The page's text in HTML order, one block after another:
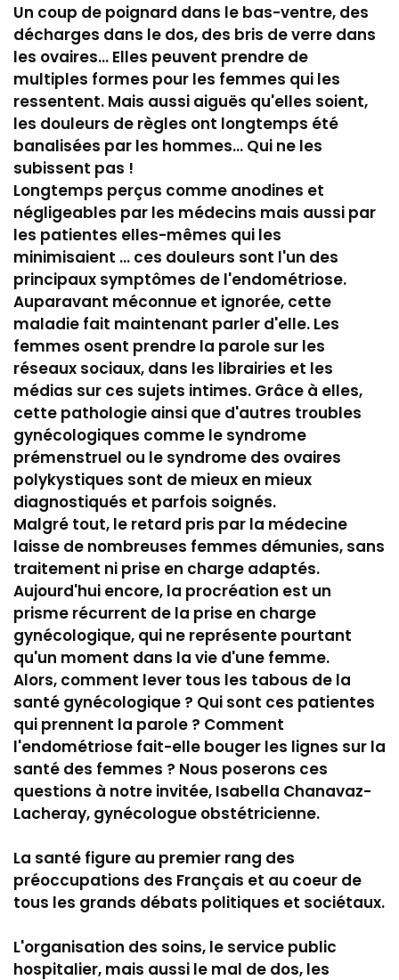
Un coup de poignard dans le bas-ventre, des
décharges dans le dos, des bris de verre dans
les ovaires... Elles peuvent prendre de
multiples formes pour les femmes qui les
ressentent. Mais aussi aiguës qu'elles soient,
les douleurs de règles ont longtemps été
banalisées par les hommes... Qui ne les
subissent pas !
Longtemps perçus comme anodines et
négligeables par les médecins mais aussi par
les patientes elles-mêmes qui les
minimisaient ... ces douleurs sont l'un des
principaux symptômes de l'endométriose.
Auparavant méconnue et ignorée, cette
maladie fait maintenant parler d'elle. Les
femmes osent prendre la parole sur les
réseaux sociaux, dans les librairies et les
médias sur ces sujets intimes. Grâce à elles,
cette pathologie ainsi que d'autres troubles
gynécologiques comme le syndrome
prémenstruel ou le syndrome des ovaires
polykystiques sont de mieux en mieux
diagnostiqués et parfois soignés.
Malgré tout, le retard pris par la médecine
laisse de nombreuses femmes démunies, sans
traitement ni prise en charge adaptés.
Aujourd'hui encore, la procréation est un
prisme récurrent de la prise en charge
gynécologique, qui ne représente pourtant
qu'un moment dans la vie d'une femme.
Alors, comment lever tous les tabous de la
santé gynécologique ? Qui sont ces patientes
qui prennent la parole ? Comment
l'endométriose fait-elle bouger les lignes sur la
santé des femmes ? Nous poserons ces
questions à notre invitée, Isabella Chanavaz-
Lacheray, gynécologue obstétricienne.
La santé figure au premier rang des
préoccupations des Français et au coeur de
tous les grands débats politiques et sociétaux.
L'organisation des soins, le service public
hospitalier, mais aussi le mal de dos, les